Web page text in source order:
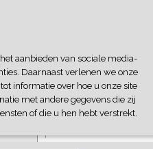
Aantal
aanbieden van sociale media-
Daarnaast verlenen we onze
informatie over hoe u onze site
met andere gegevens die zij
of die u hen hebt verstrekt.